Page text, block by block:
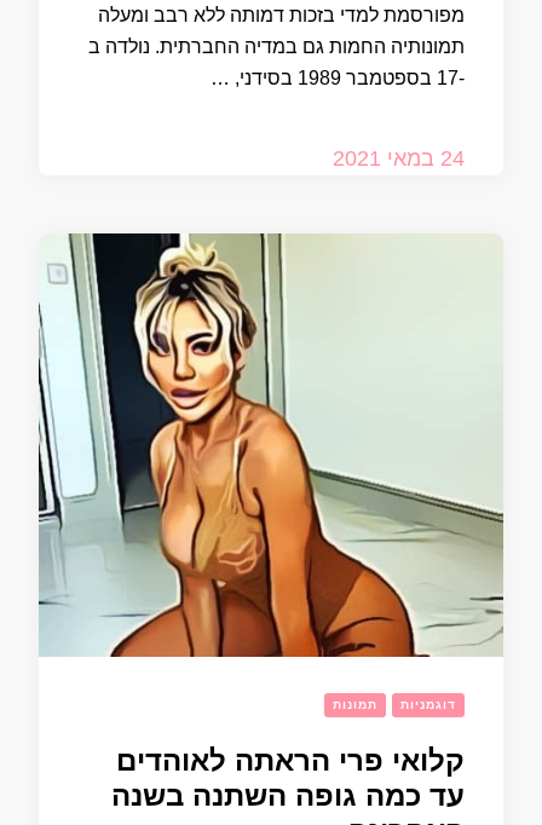
מפורסמת למדי בזכות דמותה ללא רבב ומעלה
תמונותיה החמות גם במדיה החברתית. נולדה ב
-17 בספטמבר 1989 בסידני, …
24 במאי 2021
דוגמניות תמונות
קלואי פרי הראתה לאוהדים
עד כמה גופה השתנה בשנה